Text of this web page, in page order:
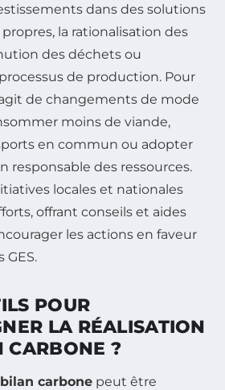
dans des solutions
la rationalisation des
des déchets ou
de production. Pour
de changements de mode
moins de viande,
en commun ou adopter
responsable des ressources.
locales et nationales
offrant conseils et aides
les actions en faveur
GES.
POUR
LA RÉALISATION
CARBONE ?
bilan carbone peut être